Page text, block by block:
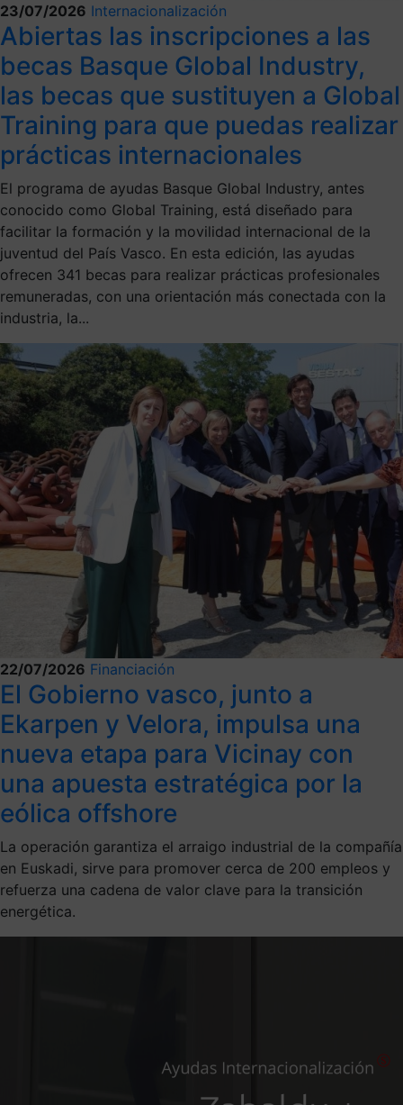
23/07/2026 Internacionalización
Abiertas las inscripciones a las
becas Basque Global Industry,
las becas que sustituyen a Global
Training para que puedas realizar
prácticas internacionales
El programa de ayudas Basque Global Industry, antes
conocido como Global Training, está diseñado para
facilitar la formación y la movilidad internacional de la
juventud del País Vasco. En esta edición, las ayudas
ofrecen 341 becas para realizar prácticas profesionales
remuneradas, con una orientación más conectada con la
industria, la...
22/07/2026 Financiación
El Gobierno vasco, junto a
Ekarpen y Velora, impulsa una
nueva etapa para Vicinay con
una apuesta estratégica por la
eólica offshore
La operación garantiza el arraigo industrial de la compañía
en Euskadi, sirve para promover cerca de 200 empleos y
refuerza una cadena de valor clave para la transición
energética.